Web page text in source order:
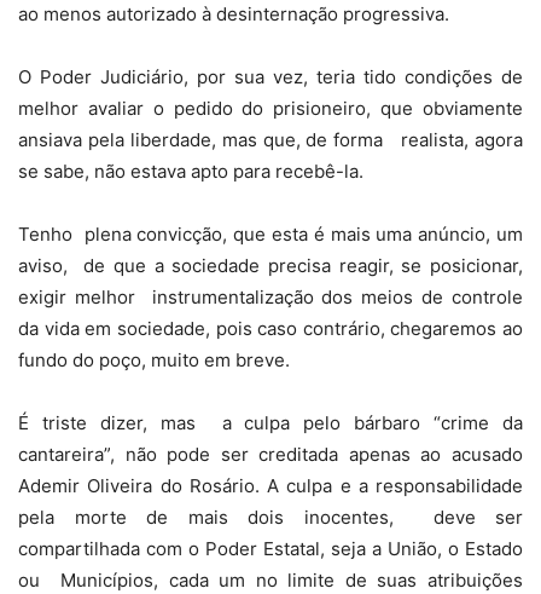
ao menos autorizado à desinternação progressiva.
O Poder Judiciário, por sua vez, teria tido condições de
melhor avaliar o pedido do prisioneiro, que obviamente
ansiava pela liberdade, mas que, de forma
realista, agora
se sabe, não estava apto para recebê-la.
Tenho
plena convicção, que esta é mais uma anúncio, um
aviso,
de que a sociedade precisa reagir, se posicionar,
exigir melhor
instrumentalização dos meios de controle
da vida em sociedade, pois caso contrário, chegaremos ao
fundo do poço, muito em breve.
É triste dizer, mas
a culpa pelo bárbaro “crime da
cantareira”, não pode ser creditada apenas ao acusado
Ademir Oliveira do Rosário. A culpa e a responsabilidade
pela morte de mais dois inocentes,
deve ser
compartilhada com o Poder Estatal, seja a União, o Estado
ou
Municípios, cada um no limite de suas atribuições